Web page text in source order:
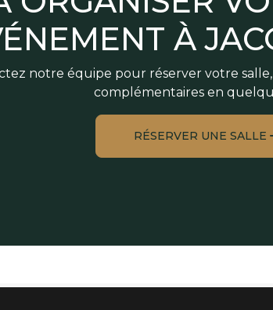
À
notre équipe pour réserver votre salle,
complémentaires en
RÉSERVER UNE SALLE